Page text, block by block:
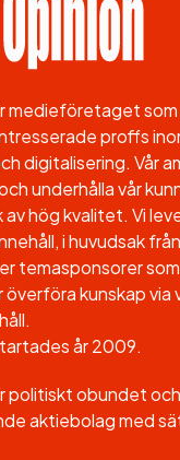
medieföretaget som
proffs
digitalisering. Vår
underhålla vår
av hög kvalitet. Vi
i huvudsak
temasponsorer
kunskap via
år 2009.
politiskt obundet
aktiebolag med